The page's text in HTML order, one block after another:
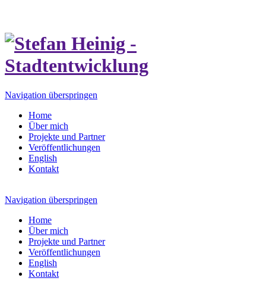
Navigation überspringen
Home
Über mich
Projekte und Partner
Veröffentlichungen
English
Kontakt
Navigation überspringen
Home
Über mich
Projekte und Partner
Veröffentlichungen
English
Kontakt